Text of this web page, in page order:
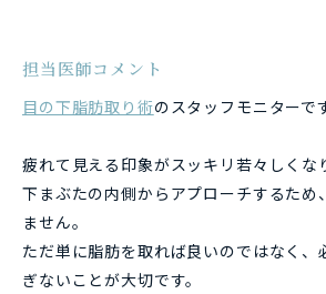
担当医師コメント
目の下脂肪取り術のスタッフモニターで
疲れて見える印象がスッキリ若々しくな
下まぶたの内側からアプローチするため
ません。
ただ単に脂肪を取れば良いのではなく、
ぎないことが大切です。